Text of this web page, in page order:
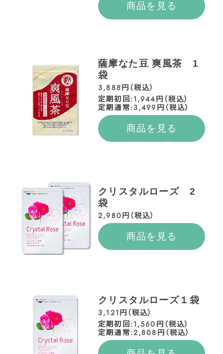
商品を見る
薩摩なた豆 爽風茶 1
袋
3,888円（税込）
定期初回:1,944円（税込）
定期通常:3,499円（税込）
商品を見る
クリスタルローズ 2
袋
2,980円（税込）
商品を見る
クリスタルローズ１袋
3,121円（税込）
定期初回:1,560円（税込）
定期通常:2,808円（税込）